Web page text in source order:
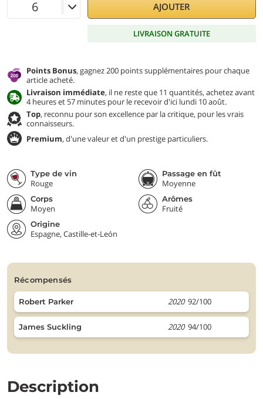
AJOUTER
LIVRAISON GRATUITE
Points Bonus, gagnez 200 points supplémentaires pour chaque
article acheté.
Livraison immédiate, il ne reste que 11 quantités, achetez avant
4 heures et 57 minutes pour le recevoir d'ici lundi 10 août.
Top, reconnu pour son excellence par la critique, pour les vrais
connaisseurs.
Premium, d'une valeur et d'un prestige particuliers.
Type de vin
Rouge
Passage en fût
Moyenne
Corps
Moyen
Arômes
Fruité
Origine
Espagne, Castille-et-León
récompensés
Robert Parker 2020 92/100
James Suckling 2020 94/100
Description